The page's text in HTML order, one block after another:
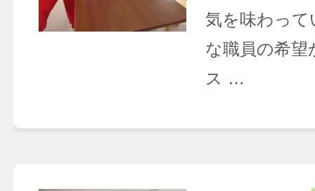
気を味わっ
な職員の希望
ス …